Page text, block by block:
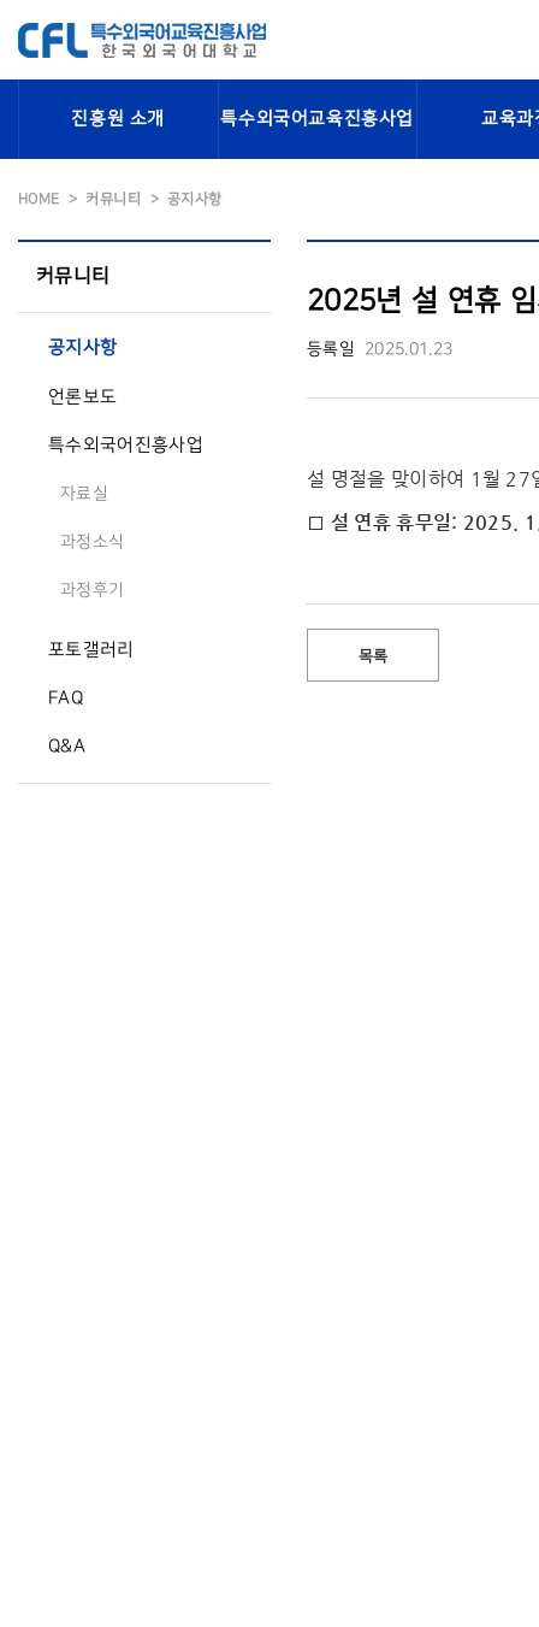
진흥원 소개 특수외국어교육진흥사업 교육과
HOME 커뮤니티 공지사항
커뮤니티
공지사항
언론보도
특수외국어진흥사업
자료실
과정소식
과정후기
포토갤러리
FAQ
Q&A
2025년 설 연휴
등록일 2025.01.23
설 명절을 맞이하여 1월 27
□ 설 연휴 휴무일: 2025.
목록